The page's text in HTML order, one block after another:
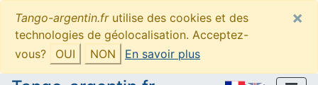
Tango-argentin.frutilise des cookies et des
technologies de géolocalisation. Acceptez-
vous?
OUI NON En savoir plus
×